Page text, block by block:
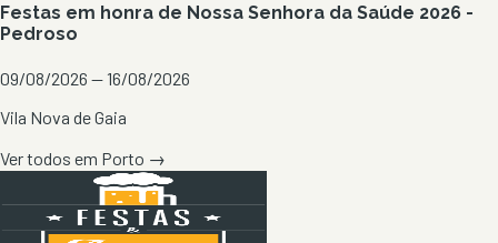
Festas em honra de Nossa Senhora da Saúde 2026 -
Pedroso
09/08/2026 — 16/08/2026
Vila Nova de Gaia
Ver todos em Porto →